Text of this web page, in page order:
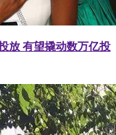
放 有望撬动数万亿投